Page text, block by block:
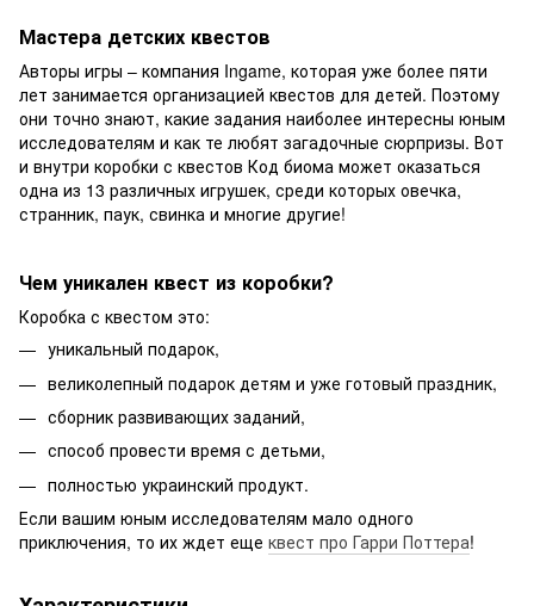
Мастера детских квестов
Авторы игры – компания Ingame, которая уже более пяти
лет занимается организацией квестов для детей. Поэтому
они точно знают, какие задания наиболее интересны юным
исследователям и как те любят загадочные сюрпризы. Вот
и внутри коробки с квестов Код биома может оказаться
одна из 13 различных игрушек, среди которых овечка,
странник, паук, свинка и многие другие!
Чем уникален квест из коробки?
Коробка с квестом это:
уникальный подарок,
великолепный подарок детям и уже готовый праздник,
сборник развивающих заданий,
способ провести время с детьми,
полностью украинский продукт.
Если вашим юным исследователям мало одного
приключения, то их ждет еще квест про Гарри Поттера!